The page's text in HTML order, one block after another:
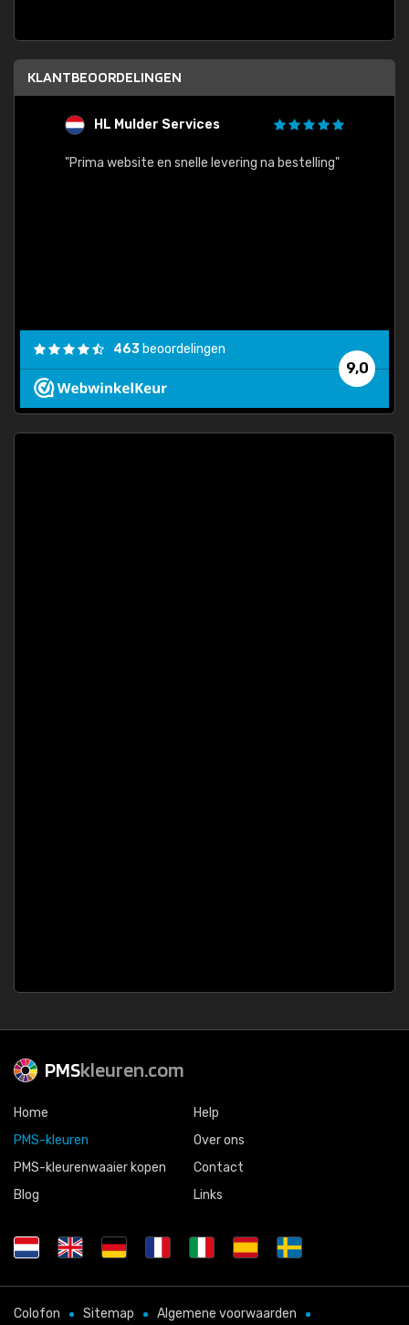
KLANTBEOORDELINGEN
HL Mulder Services
"Prima website en snelle levering na bestelling"
9,0
463 beoordelingen
PMSkleuren.com
Home
PMS-kleuren
PMS-kleurenwaaier kopen
Blog
Help
Over ons
Contact
Links
Colofon Sitemap Algemene voorwaarden